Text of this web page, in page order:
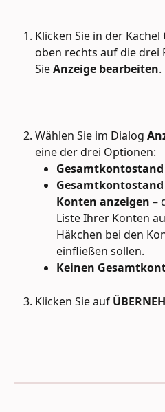
Klicken Sie in der Kachel
oben rechts auf die drei
Sie Anzeige bearbeiten.
Wählen Sie im Dialog
eine der drei Optionen:
Konten anzeigen –
Liste Ihrer Konten
Häkchen bei den
einfließen sollen.
Keinen
Klicken Sie auf